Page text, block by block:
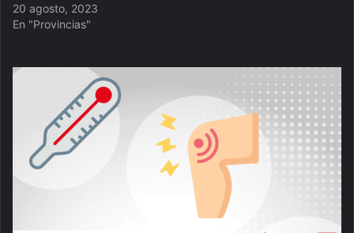
20 agosto, 2023
En "Provincias"